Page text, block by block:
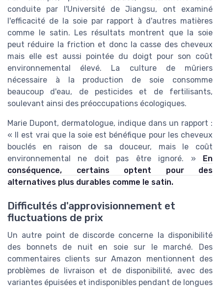
conduite par l'Université de Jiangsu, ont examiné
l'efficacité de la soie par rapport à d'autres matières
comme le satin. Les résultats montrent que la soie
peut réduire la friction et donc la casse des cheveux
mais elle est aussi pointée du doigt pour son coût
environnemental élevé. La culture de mûriers
nécessaire à la production de soie consomme
beaucoup d'eau, de pesticides et de fertilisants,
soulevant ainsi des préoccupations écologiques.
Marie Dupont, dermatologue, indique dans un rapport :
« Il est vrai que la soie est bénéfique pour les cheveux
bouclés en raison de sa douceur, mais le coût
environnemental ne doit pas être ignoré. » En
conséquence, certains optent pour des
alternatives plus durables comme le satin.
Difficultés d'approvisionnement et
fluctuations de prix
Un autre point de discorde concerne la disponibilité
des bonnets de nuit en soie sur le marché. Des
commentaires clients sur Amazon mentionnent des
problèmes de livraison et de disponibilité, avec des
variantes épuisées et indisponibles pendant de longues